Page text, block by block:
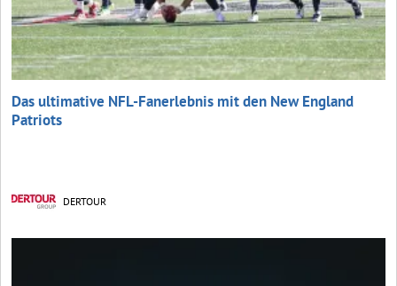
Das ultimative NFL-Fanerlebnis mit den New England
Patriots
DERTOUR